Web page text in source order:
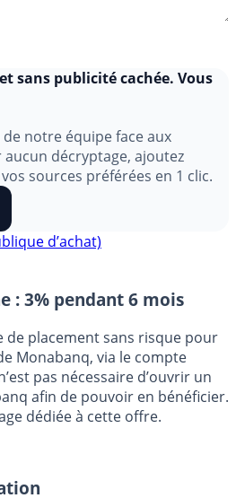
sans publicité cachée. Vous
notre équipe face aux
décryptage, ajoutez
sources préférées en 1 clic.
d’achat)
: 3% pendant 6 mois
placement sans risque pour
Monabanq, via le compte
pas nécessaire d’ouvrir un
afin de pouvoir en bénéficier.
dédiée à cette offre.